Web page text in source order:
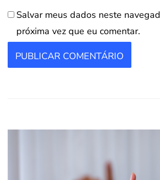
Salvar meus dados neste
próxima vez que eu comentar.